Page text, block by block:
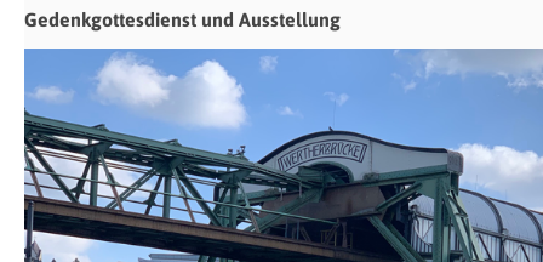
Gedenkgottesdienst und Ausstellung